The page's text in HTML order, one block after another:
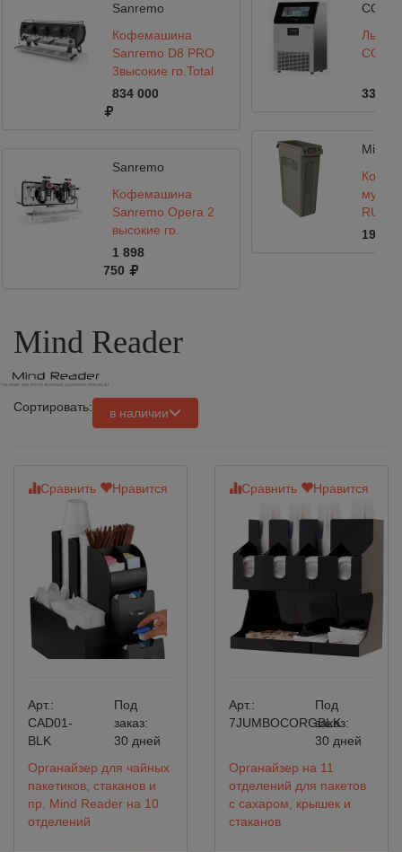
Sanremo
Кофемашина
Sanremo D8 PRO
3высокие гр,Total
Black,Подсветка+Cold
Touch+Экономайзер,черная
834 000
Sanremo
Кофемашина
Sanremo Opera 2
высокие гр.
стальная-белая -
внешняя помпа
1 898
750
33 000
Jim 87
19 000
Mind Reader
Сортировать: в наличии
Сравнить Нравится
Арт.:
CAD01-
BLK
Под
заказ:
30 дней
Органайзер для чайных
пакетиков, стаканов и
пр. Mind Reader на 10
отделений
Сравнить Нравится
Арт.:
7JUMBOCORGBLK
Под
заказ:
30 дней
Органайзер на 11
отделений для пакетов
с сахаром, крышек и
стаканов